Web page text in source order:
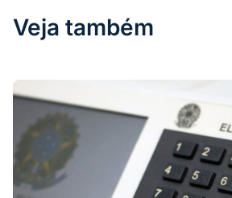
Veja também